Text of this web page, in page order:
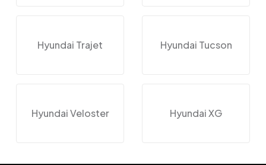
Hyundai Trajet Hyundai Tucson
Hyundai Veloster Hyundai XG